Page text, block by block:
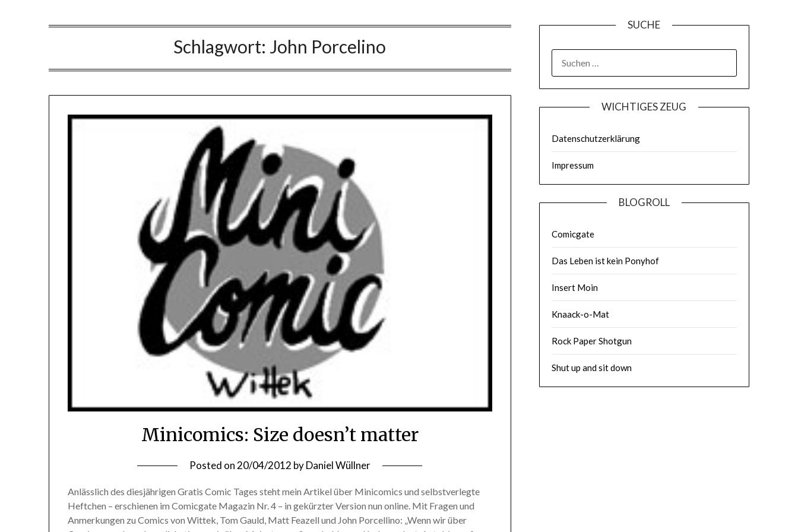
Schlagwort: John Porcelino
Minicomics: Size doesn’t matter
Posted on 20/04/2012 byDaniel Wüllner
Anlässlich des diesjährigen Gratis Comic Tages steht mein Artikel über Minicomics und selbstverlegte
Heftchen – erschienen im Comicgate Magazin Nr. 4 – in gekürzter Version nun online. Mit Fragen und
Anmerkungen zu Comics von Wittek, Tom Gauld, Matt Feazell und John Porcellino: „Wenn wir über
SUCHE
WICHTIGES ZEUG
Datenschutzerklärung
Impressum
BLOGROLL
Comicgate
Das Leben ist kein Ponyhof
Insert Moin
Knaack-o-Mat
Rock Paper Shotgun
Shut up and sit down